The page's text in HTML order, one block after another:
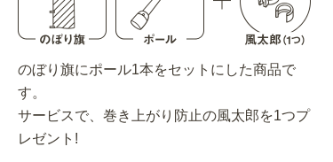
のぼり旗にポール1本をセットにした商品で
す。
サービスで、巻き上がり防止の風太郎を1つプ
レゼント!